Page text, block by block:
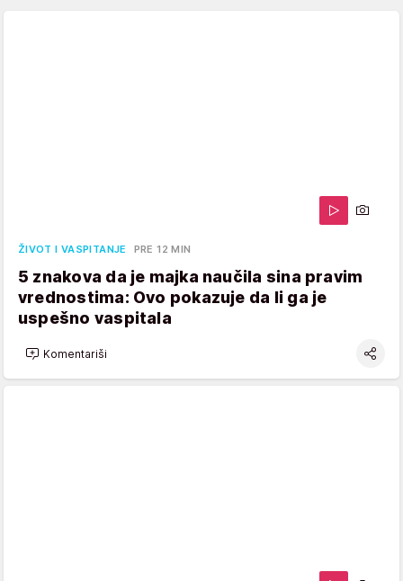
ŽIVOT I VASPITANJE PRE 12 MIN
5 znakova da je majka naučila sina pravim
vrednostima: Ovo pokazuje da li ga je
uspešno vaspitala
Komentariši